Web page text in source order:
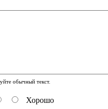
обычный текст.
Хорошо